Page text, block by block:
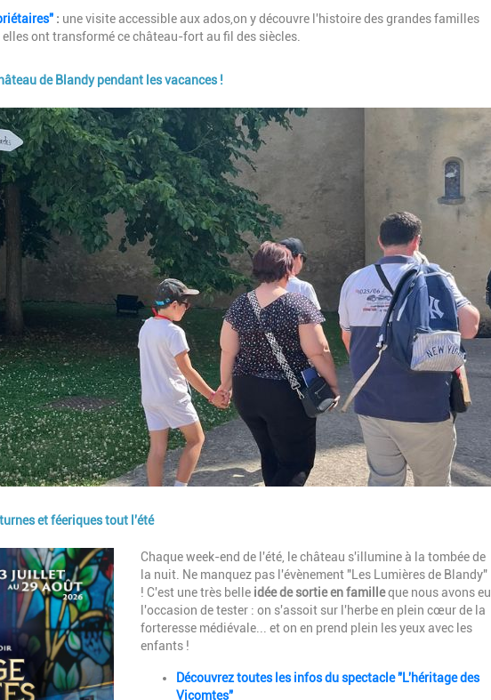
: une visite accessible aux ados,on y découvre l'histoire des grandes familles
ont transformé ce château-fort au fil des siècles.
de Blandy pendant les vacances !
et féeriques tout l'été
Description
Chaque week-end de l'été, le château s'illumine à la tombée de
la nuit. Ne manquez pas l'évènement "Les Lumières de Blandy"
! C'est une très belle idée de sortie en familleque nous avons eu
l'occasion de tester : on s'assoit sur l'herbe en plein cœur de la
forteresse médiévale... et on en prend plein les yeux avec les
enfants !
Découvrez toutes les infos du spectacle "L'héritage des
Vicomtes"